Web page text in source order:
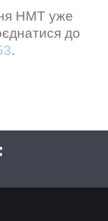
НМТ уже
до
.